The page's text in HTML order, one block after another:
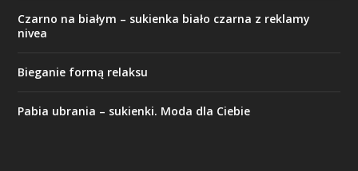
Czarno na białym – sukienka biało czarna z reklamy
nivea
Bieganie formą relaksu
Pabia ubrania – sukienki. Moda dla Ciebie